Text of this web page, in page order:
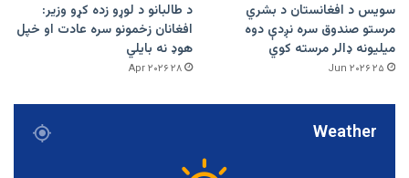
سویس د افغانستان د بشري
مرستو صندوق سره نږدې دوه
میلیونه ډالر مرسته کوي
۲۵ Jun ۲۰۲۶
د طالبانو د لوړو زده کړو وزیر:
افغانان زخمونو سره عادت او خپل
هوډ نه بایلي
۲۸ Apr ۲۰۲۶
Weather